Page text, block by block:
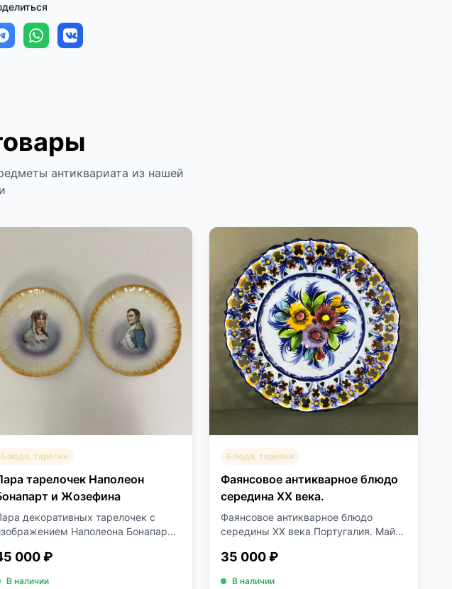
антиквариата из нашей
Блюда, тарелки
тарелочек Наполеон
и Жозефина
декоративных тарелочек с
Наполеона Бонапар...
000 ₽
В наличии
Блюда, тарелки
Фаянсовое антикварное блюдо
середина XX века.
Фаянсовое антикварное блюдо
середины XX века Португалия. Май...
35 000 ₽
В наличии